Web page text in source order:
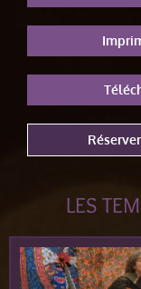
LES